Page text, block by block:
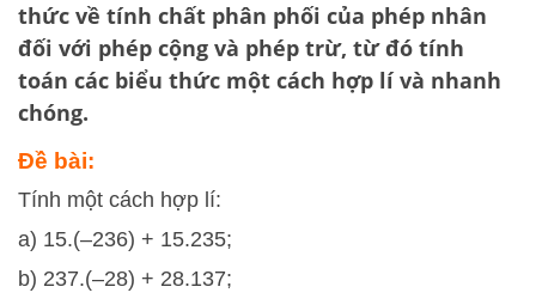
thức về tính chất phân phối của phép nhân
đối với phép cộng và phép trừ, từ đó tính
toán các biểu thức một cách hợp lí và nhanh
chóng.
Đề bài:
Tính một cách hợp lí:
a) 15.(–236) + 15.235;
b) 237.(–28) + 28.137;